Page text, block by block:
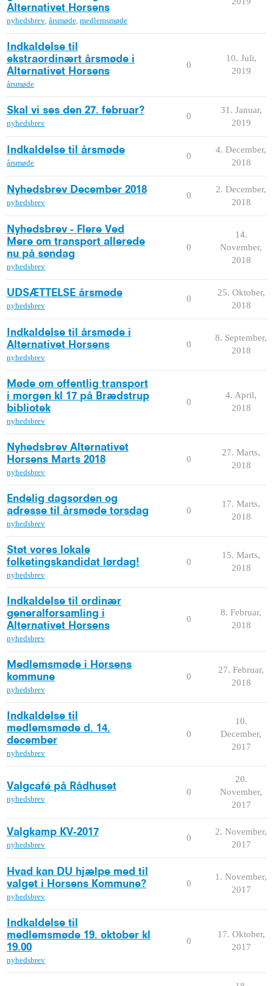
Alternativet Horsens
nyhedsbrev, årsmøde, medlemsmøde
Indkaldelse til
ekstraordinært årsmøde i
Alternativet Horsens
årsmøde
0
10. Juli,
2019
Skal vi ses den 27. februar?
nyhedsbrev
0
31. Januar,
2019
Indkaldelse til årsmøde
årsmøde
0
4. December,
2018
Nyhedsbrev December 2018
nyhedsbrev
0
2. December,
2018
Nyhedsbrev - Flere Ved
Mere om transport allerede
nu på søndag
nyhedsbrev
0
14.
November,
2018
UDSÆTTELSE årsmøde
nyhedsbrev
0
25. Oktober,
2018
Indkaldelse til årsmøde i
Alternativet Horsens
nyhedsbrev
0
8. September,
2018
Møde om offentlig transport
i morgen kl 17 på Brædstrup
bibliotek
nyhedsbrev
0
4. April,
2018
Nyhedsbrev Alternativet
Horsens Marts 2018
nyhedsbrev
0
27. Marts,
2018
Endelig dagsorden og
adresse til årsmøde torsdag
nyhedsbrev
0
17. Marts,
2018
Støt vores lokale
folketingskandidat lørdag!
nyhedsbrev
0
15. Marts,
2018
Indkaldelse til ordinær
generalforsamling i
Alternativet Horsens
nyhedsbrev
0
8. Februar,
2018
Medlemsmøde i Horsens
kommune
nyhedsbrev
0
27. Februar,
2018
Indkaldelse til
medlemsmøde d. 14.
december
nyhedsbrev
0
10.
December,
2017
Valgcafé på Rådhuset
nyhedsbrev
0
20.
November,
2017
Valgkamp KV-2017
nyhedsbrev
0
2. November,
2017
Hvad kan DU hjælpe med til
valget i Horsens Kommune?
nyhedsbrev
0
1. November,
2017
Indkaldelse til
medlemsmøde 19. oktober kl
19.00
nyhedsbrev
0
17. Oktober,
2017